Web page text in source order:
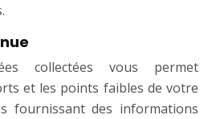
collectées vous permet
et les points faibles de votre
fournissant des informations